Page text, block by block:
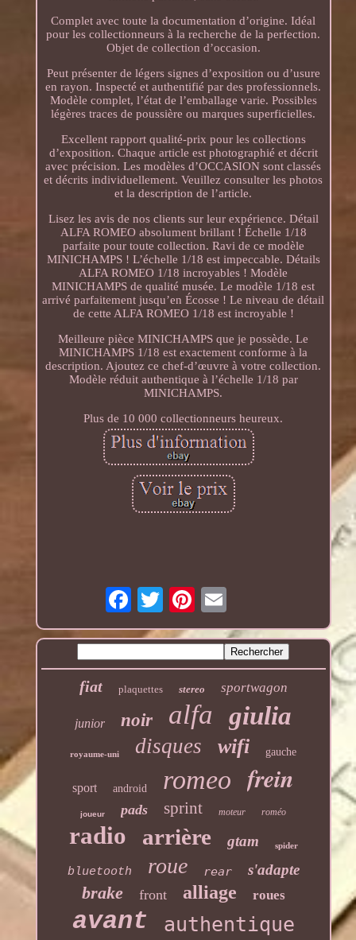
Complet avec toute la documentation d’origine. Idéal
pour les collectionneurs à la recherche de la perfection.
Objet de collection d’occasion.
Peut présenter de légers signes d’exposition ou d’usure
en rayon. Inspecté et authentifié par des professionnels.
Modèle complet, l’état de l’emballage varie. Possibles
légères traces de poussière ou marques superficielles.
Excellent rapport qualité-prix pour les collections
d’exposition. Chaque article est photographié et décrit
avec précision. Les modèles d’OCCASION sont classés
et décrits individuellement. Veuillez consulter les photos
et la description de l’article.
Lisez les avis de nos clients sur leur expérience. Détail
ALFA ROMEO absolument brillant ! Échelle 1/18
parfaite pour toute collection. Ravi de ce modèle
MINICHAMPS ! L’échelle 1/18 est impeccable. Détails
ALFA ROMEO 1/18 incroyables ! Modèle
MINICHAMPS de qualité musée. Le modèle 1/18 est
arrivé parfaitement jusqu’en Écosse ! Le niveau de détail
de cette ALFA ROMEO 1/18 est incroyable !
Meilleure pièce MINICHAMPS que je possède. Le
MINICHAMPS 1/18 est exactement conforme à la
description. Ajoutez ce chef-d’œuvre à votre collection.
Modèle réduit authentique à l’échelle 1/18 par
MINICHAMPS.
Plus de 10 000 collectionneurs heureux.
fiat plaquettes stereo sportwagon
junior noir alfa giulia
royaume-uni disques wifi gauche
sport android romeo frein
joueur pads sprint moteur roméo
radio arrière gtam spider
bluetooth roue rear s'adapte
brake front alliage roues
avant authentique